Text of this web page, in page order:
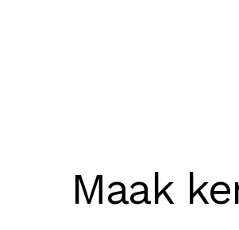
Maak